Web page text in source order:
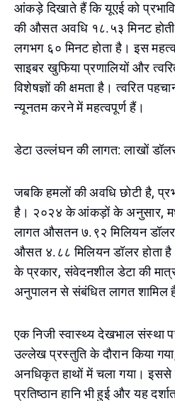
आंकड़े दिखाते हैं कि यूएई को
की औसत अवधि १८.५३ मिनट
लगभग ६० मिनट होता है। इस
साइबर खुफिया प्रणालियों और
विशेषज्ञों की क्षमता है। त्वरित
न्यूनतम करने में महत्वपूर्ण हैं।
डेटा उल्लंघन की लागत: लाखों
जबकि हमलों की अवधि छोटी है,
है। २०२४ के आंकड़ों के अनुसार,
लागत औसतन ७.९२ मिलियन डॉलर
औसत ४.८८ मिलियन डॉलर होता
के प्रकार, संवेदनशील डेटा की
अनुपालन से संबंधित लागत शामिल
एक निजी स्वास्थ्य देखभाल संस्था
उल्लेख प्रस्तुति के दौरान किया
अनधिकृत हाथों में चला गया। इससे
प्रतिष्ठान हानि भी हुई और यह